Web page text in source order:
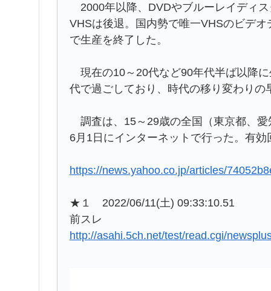
2000年以降、DVDやブルーレイディ
VHSは後退。国内勢で唯一VHSのビデ
で生産を終了した。
現在の10～20代など90年代半ば以降
代で過ごしており、時代の移り変わり
調査は、15～29歳の全国（東京都、
6月1日にインターネットで行った。有効
https://news.yahoo.co.jp/articles/
★１ 2022/06/11(土) 09:33:10.51
前スレ
http://asahi.5ch.net/test/read.cgi/